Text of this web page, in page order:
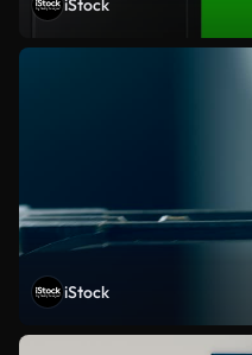
iStock
iStock